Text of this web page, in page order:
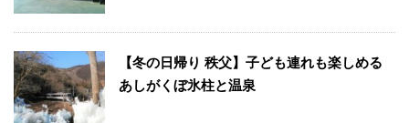
【冬の日帰り 秩父】子ども連れも楽しめる
あしがくぼ氷柱と温泉